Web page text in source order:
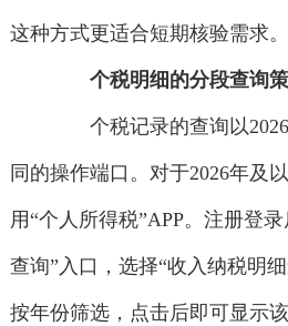
这种方式更适合短期核验需求。
个税明细的分段查询
个税记录的查询以2026
同的操作端口。对于2026年及
用“个人所得税”APP。注册登
查询”入口，选择“收入纳税明
按年份筛选，点击后即可显示